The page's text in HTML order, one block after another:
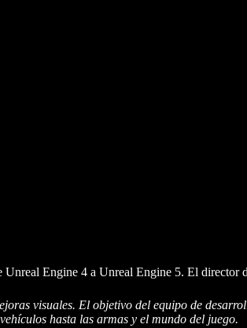
Unreal Engine 4 a Unreal Engine 5. El
visuales. El objetivo del equipo de
hasta las armas y el mundo del juego.